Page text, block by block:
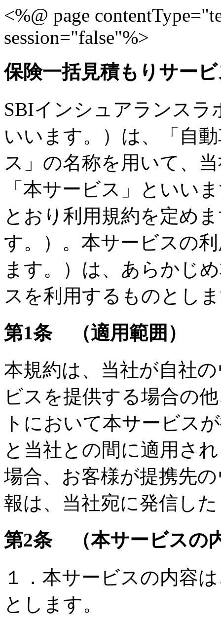
<%@ page
session="false"%>
保険一括見積もりサー
SBIインシュアランスラ
いいます。）は、「自
ス」の名称を用いて、
「本サービス」といい
とおり利用規約を定め
す。）。本サービスの
ます。）は、あらかじ
スを利用するものとし
第1条 （適用範囲）
本規約は、当社が自社
ビスを提供する場合の
トにおいて本サービス
と当社との間に適用さ
場合、お客様が提携先
報は、当社宛に発信し
第2条 （本サービスの
１．本サービスの内容
とします。